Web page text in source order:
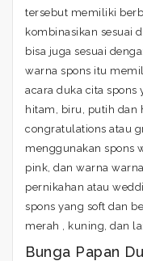
tersebut memiliki
kombinasikan sesuai
bisa juga sesuai
warna spons itu
acara duka cita
hitam, biru, putih dan
congratulations atau
menggunakan spons
pink, dan warna
pernikahan atau
spons yang soft dan
merah , kuning, dan
Bunga Papan